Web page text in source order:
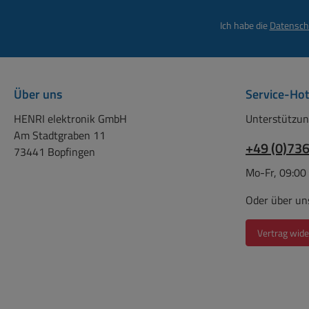
Ich habe die
Über uns
HENRI elektronik GmbH
Am Stadtgraben 11
73441 Bopfingen
Service-
+49
Mo-Fr,
Oder über
Vertrag